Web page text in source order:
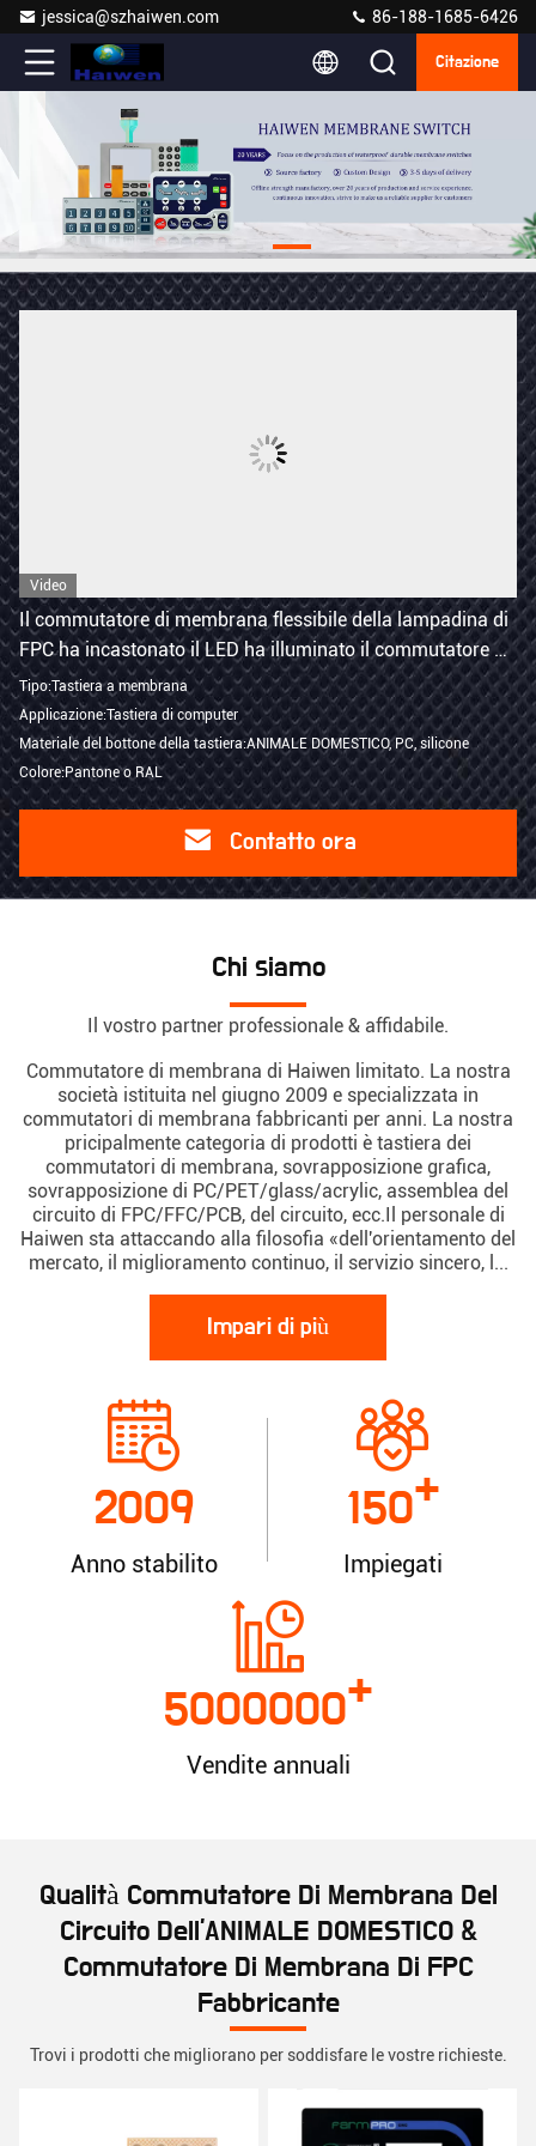
jessica@szhaiwen.com 86-188-1685-6426
Citazione
Video
Il commutatore di membrana flessibile della lampadina di
FPC ha incastonato il LED ha illuminato il commutatore di
membrana
Tipo:Tastiera a membrana
Applicazione:Tastiera di computer
Materiale del bottone della tastiera:ANIMALE DOMESTICO, PC, silicone
Colore:Pantone o RAL
Contatto ora
Chi siamo
Il vostro partner professionale & affidabile.
Commutatore di membrana di Haiwen limitato. La nostra
società istituita nel giugno 2009 e specializzata in
commutatori di membrana fabbricanti per anni. La nostra
pricipalmente categoria di prodotti è tastiera dei
commutatori di membrana, sovrapposizione grafica,
sovrapposizione di PC/PET/glass/acrylic, assemblea del
circuito di FPC/FFC/PCB, del circuito, ecc.Il personale di
Haiwen sta attaccando alla filosofia «dell'orientamento del
mercato, il miglioramento continuo, il servizio sincero, l...
Impari di più
2009
Anno stabilito
150+
Impiegati
5000000+
Vendite annuali
Qualità Commutatore Di Membrana Del
Circuito Dell'ANIMALE DOMESTICO &
Commutatore Di Membrana Di FPC
Fabbricante
Trovi i prodotti che migliorano per soddisfare le vostre richieste.